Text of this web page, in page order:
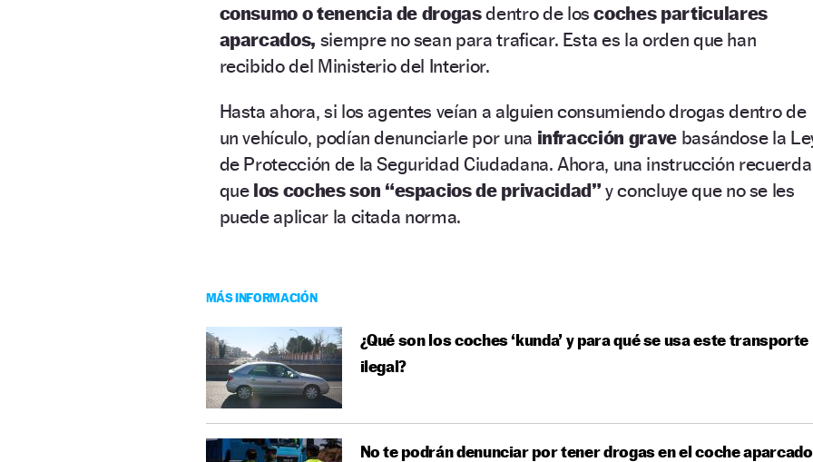
consumo o tenencia de drogasdentro de loscoches particulares
aparcados, siempre no sean para traficar. Esta es la orden que han
recibido del Ministerio del Interior.
Hasta ahora, si los agentes veían a alguien consumiendo drogas dentro de
un vehículo, podían denunciarle por una infracción gravebasándose la
de Protección de la Seguridad Ciudadana. Ahora, una instrucción recuerda
quelos coches son “espacios de privacidad”y concluye que no se les
puede aplicar la citada norma.
MÁS INFORMACIÓN
¿Qué son los coches ‘kunda’ y para qué se usa este transporte
ilegal?
No te podrán denunciar por tener drogas en el coche